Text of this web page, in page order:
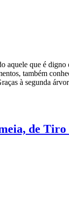
aquele que é
também
à segunda
de